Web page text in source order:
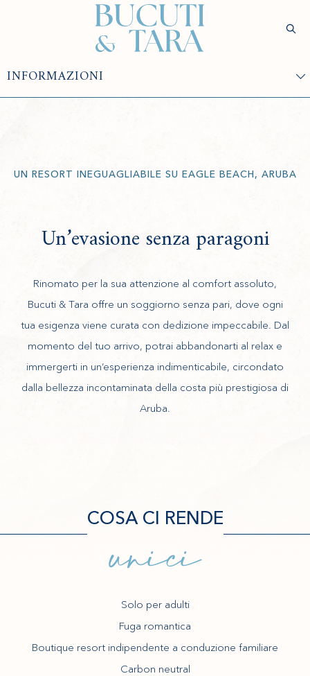
Esperienze Soggiorno
Verifica
Disponibilità
(opens in new window)
UN RESORT INEGUAGLIABILE SU EAGLE BEACH, ARUBA
Un’evasione senza paragoni
Rinomato per la sua attenzione al comfort assoluto,
Bucuti & Tara offre un soggiorno senza pari, dove ogni
tua esigenza viene curata con dedizione impeccabile. Dal
momento del tuo arrivo, potrai abbandonarti al relax e
immergerti in un’esperienza indimenticabile, circondato
dalla bellezza incontaminata della costa più prestigiosa di
Aruba.
COSA CI RENDE
unici
Solo per adulti
Fuga romantica
Boutique resort indipendente a conduzione familiare
Carbon neutral